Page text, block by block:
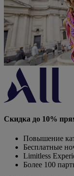
Скидка до 10%
Повышение
Бесплатные
Limitless
Более 100